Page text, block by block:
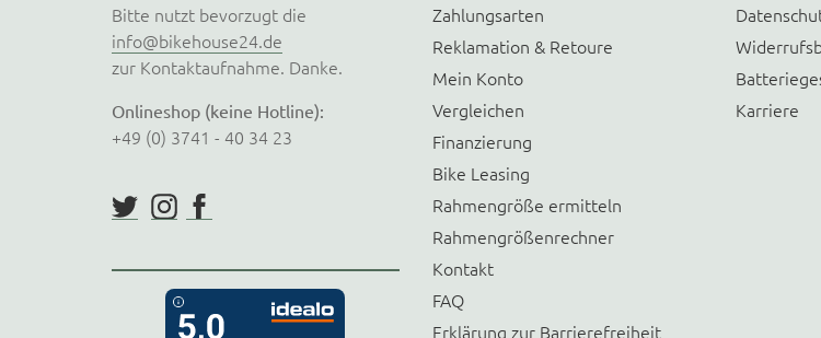
Bitte nutzt bevorzugt die
info@bikehouse24.de
zur Kontaktaufnahme. Danke.
Onlineshop (keine Hotline):
+49 (0) 3741 - 40 34 23
Zahlungsarten
Reklamation & Retoure
Mein Konto
Vergleichen
Finanzierung
Bike Leasing
Rahmengröße ermitteln
Rahmengrößenrechner
Kontakt
FAQ
Erklärung zur Barrierefreiheit
Karriere